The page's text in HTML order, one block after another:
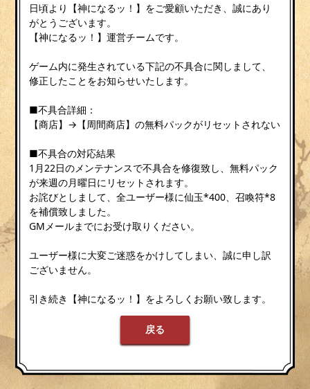
日頃より【神になるッ！】をご愛顧いただき、誠にあり
がとうございます。
【神になるッ！】運営チームです。
ゲーム内に発生されている下記の不具合に関しまして、
修正したことをお知らせいたします。
■不具合詳細：
【商店】→【周間商店】の無料パックがリセットされない
■不具合の対応結果
1月22日のメンテナンスで不具合を修復致し、無料パック
が来週の月曜日にリセットされます。
お詫びとしまして、全ユーザー様に仙玉*400、召喚符*8
を補償致しました。
GMメールまでにお受け取りください。
ユーザー様に大変ご迷惑をかけしてしまい、誠に申し訳
ございません。
引き続き【神になるッ！】をよろしくお願い致します。
戻る